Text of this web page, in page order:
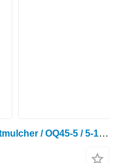
Seppi M M. MINI-BMS 105 Forstmulcher / OQ45-5 / 5-10 to DE